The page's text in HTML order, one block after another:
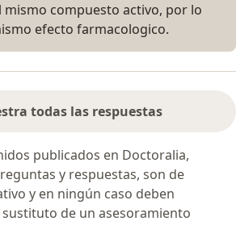
mismo compuesto activo, por lo
efecto farmacologico.
todas las respuestas
publicados en Doctoralia,
y respuestas, son de
y en ningún caso deben
de un asesoramiento